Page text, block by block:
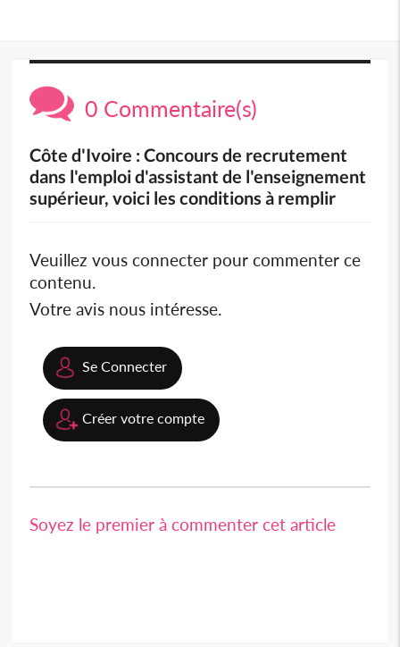
0 Commentaire(s)
Côte d'Ivoire : Concours de recrutement
dans l'emploi d'assistant de l'enseignement
supérieur, voici les conditions à remplir
Veuillez vous connecter pour commenter ce
contenu.
Votre avis nous intéresse.
Se Connecter
Créer votre compte
Soyez le premier à commenter cet article